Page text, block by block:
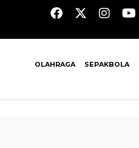
OLAHRAGA SEPAKBOLA